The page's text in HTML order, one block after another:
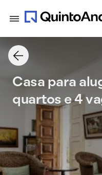
Casa para
quartos e 4